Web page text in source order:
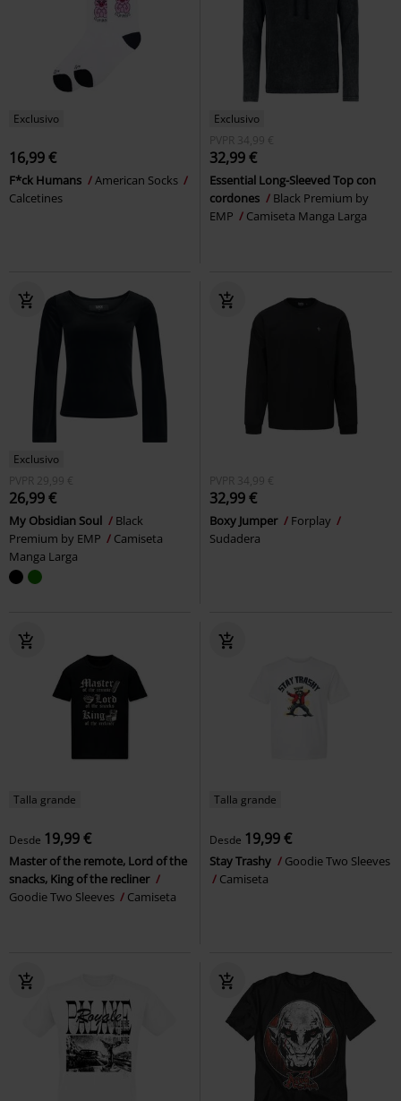
Exclusivo
16,99 €
F*ck Humans
American Socks
Calcetines
Exclusivo
PVPR 34,99 €
32,99 €
Essential Long-Sleeved Top con
cordones
Black Premium by
EMP
Camiseta Manga Larga
Exclusivo
PVPR 29,99 €
26,99 €
My Obsidian Soul
Black
Premium by EMP
Camiseta
Manga Larga
PVPR 34,99 €
32,99 €
Boxy Jumper
Forplay
Sudadera
Talla grande
Desde 19,99 €
Master of the remote, Lord of the
snacks, King of the recliner
Goodie Two Sleeves
Camiseta
Talla grande
Desde 19,99 €
Stay Trashy
Goodie Two Sleeves
Camiseta